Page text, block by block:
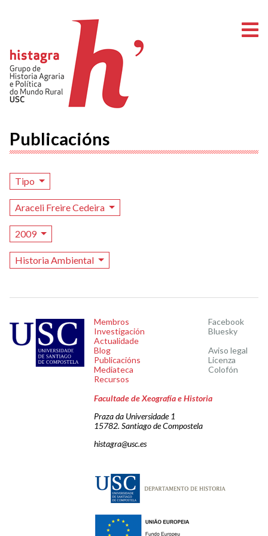
Publicacións
Tipo
Araceli Freire Cedeira
2009
Historia Ambiental
Membros
Investigación
Actualidade
Blog
Publicacións
Mediateca
Recursos
Facebook
Bluesky
Aviso legal
Licenza
Colofón
Facultade de Xeografía e Historia
Praza da Universidade 1
15782. Santiago de Compostela
histagra@usc.es